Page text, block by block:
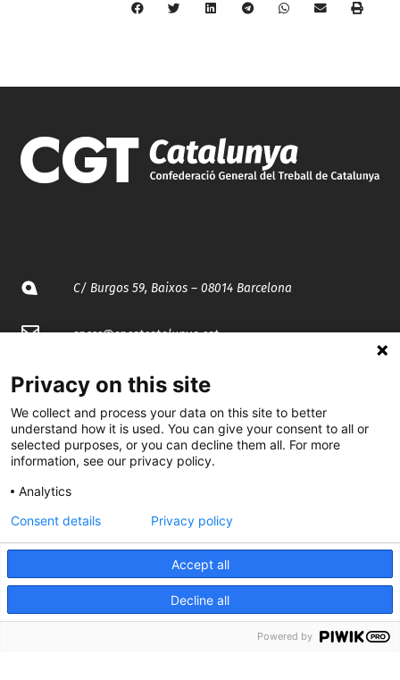
C/ Burgos 59, Baixos – 08014 Barcelona
spccc@spcgtcatalunya.cat
935 120 481
@CGTCatalunya
cgtcatalunya
CGTCatalunya
Desenvolupat per
Privacy on this site
We collect and process your data on this site to better
understand how it is used. You can give your consent to all or
selected purposes, or you can decline them all. For more
information, see our privacy policy.
Analytics
Accept all
Decline all
Consent details Privacy policy
Powered by